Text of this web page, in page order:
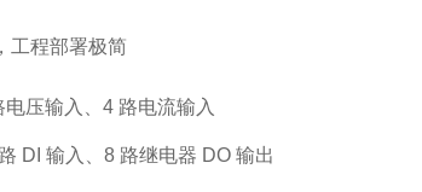
工程部署极简
压输入、4 路电流输入
DI 输入、8 路继电器 DO 输出